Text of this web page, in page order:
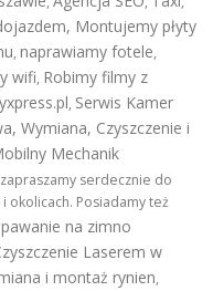
, Montujemy płyty
, naprawiamy fotele,
wifi, Robimy filmy z
, Serwis Kamer
Wymiana, Czyszczenie i
Mechanik
zapraszamy serdecznie do
i okolicach. Posiadamy też
na zimno
Laserem w
i montaż rynien,